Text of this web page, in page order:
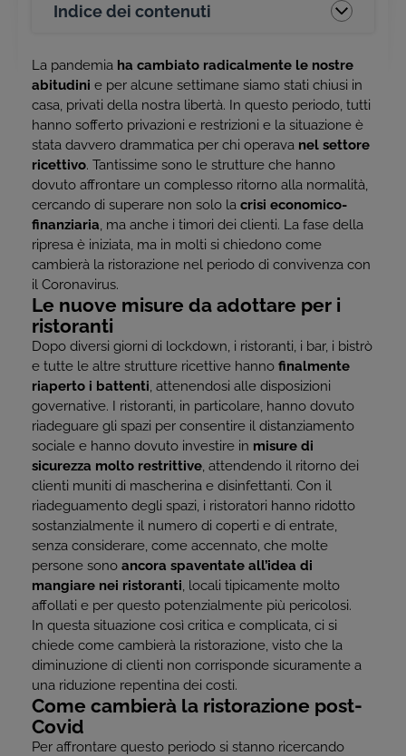
Indice dei contenuti
La pandemia ha cambiato radicalmente le nostre
abitudini e per alcune settimane siamo stati chiusi in
casa, privati della nostra libertà. In questo periodo, tutti
hanno sofferto privazioni e restrizioni e la situazione è
stata davvero drammatica per chi operava nel settore
ricettivo. Tantissime sono le strutture che hanno
dovuto affrontare un complesso ritorno alla normalità,
cercando di superare non solo la crisi economico-
finanziaria, ma anche i timori dei clienti. La fase della
ripresa è iniziata, ma in molti si chiedono come
cambierà la ristorazione nel periodo di convivenza con
il Coronavirus.
Le nuove misure da adottare per i
ristoranti
Dopo diversi giorni di lockdown, i ristoranti, i bar, i bistrò
e tutte le altre strutture ricettive hanno finalmente
riaperto i battenti, attenendosi alle disposizioni
governative. I ristoranti, in particolare, hanno dovuto
riadeguare gli spazi per consentire il distanziamento
sociale e hanno dovuto investire in misure di
sicurezza molto restrittive, attendendo il ritorno dei
clienti muniti di mascherina e disinfettanti. Con il
riadeguamento degli spazi, i ristoratori hanno ridotto
sostanzialmente il numero di coperti e di entrate,
senza considerare, come accennato, che molte
persone sono ancora spaventate all’idea di
mangiare nei ristoranti, locali tipicamente molto
affollati e per questo potenzialmente più pericolosi.
In questa situazione così critica e complicata, ci si
chiede come cambierà la ristorazione, visto che la
diminuzione di clienti non corrisponde sicuramente a
una riduzione repentina dei costi.
Come cambierà la ristorazione post-
Covid
Per affrontare questo periodo si stanno ricercando